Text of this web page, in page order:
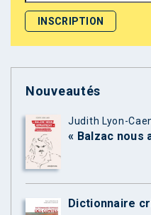
Nouveautés
Judith Lyon-
« Balzac nous
Dictionnaire